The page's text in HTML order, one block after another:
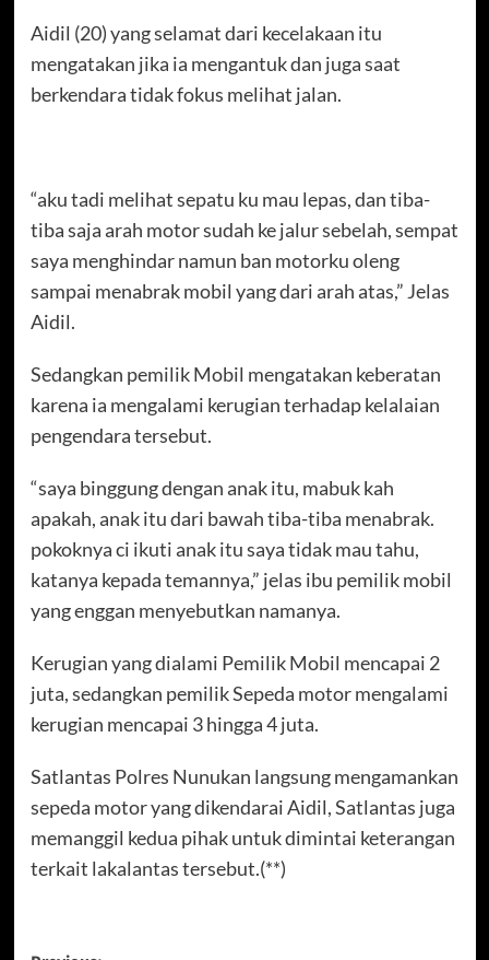
Aidil (20) yang selamat dari kecelakaan itu
mengatakan jika ia mengantuk dan juga saat
berkendara tidak fokus melihat jalan.
“aku tadi melihat sepatu ku mau lepas, dan tiba-
tiba saja arah motor sudah ke jalur sebelah, sempat
saya menghindar namun ban motorku oleng
sampai menabrak mobil yang dari arah atas,” Jelas
Aidil.
Sedangkan pemilik Mobil mengatakan keberatan
karena ia mengalami kerugian terhadap kelalaian
pengendara tersebut.
“saya binggung dengan anak itu, mabuk kah
apakah, anak itu dari bawah tiba-tiba menabrak.
pokoknya ci ikuti anak itu saya tidak mau tahu,
katanya kepada temannya,” jelas ibu pemilik mobil
yang enggan menyebutkan namanya.
Kerugian yang dialami Pemilik Mobil mencapai 2
juta, sedangkan pemilik Sepeda motor mengalami
kerugian mencapai 3 hingga 4 juta.
Satlantas Polres Nunukan langsung mengamankan
sepeda motor yang dikendarai Aidil, Satlantas juga
memanggil kedua pihak untuk dimintai keterangan
terkait lakalantas tersebut.(**)